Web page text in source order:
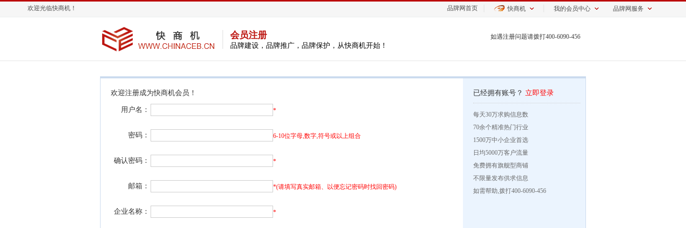
欢迎光临快商机！ 品牌网首页 快商机 我的会员中心 品牌网服务
会员注册
品牌建设，品牌推广，品牌保护，从快商机开始！
如遇注册问题请拨打400-6090-456
欢迎注册成为快商机会员！
用户名： *
密码： 6-10位字母,数字,符号或以上组合
确认密码： *
邮箱： *(请填写真实邮箱、以便忘记密码时找回密码)
企业名称： *
已经拥有账号？ 立即登录
每天30万求购信息数
70余个精准热门行业
1500万中小企业首选
日均5000万客户流量
免费拥有旗舰型商铺
不限量发布供求信息
如需帮助,拨打400-6090-456